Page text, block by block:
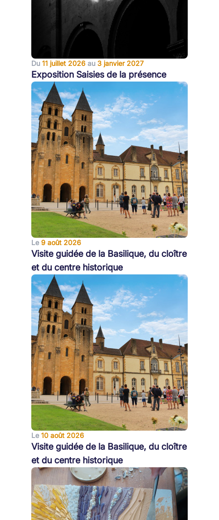
Du 11 juillet 2026 au 3 janvier 2027
Exposition Saisies de la présence
Le 9 août 2026
Visite guidée de la Basilique, du cloître
et du centre historique
Le 10 août 2026
Visite guidée de la Basilique, du cloître
et du centre historique